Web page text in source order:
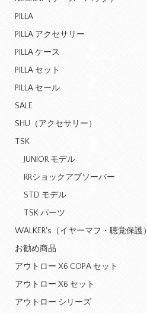
PILLA
PILLA アクセサリー
PILLA ケース
PILLA セット
PILLA セール
SALE
SHU（アクセサリー）
TSK
JUNIOR モデル
RRショックアブソーバー
STD モデル
TSK パーツ
WALKER's（イヤーマフ・聴覚保護）
お勧め商品
アウトロー X6 COPA セット
アウトロー X6 セット
アウトロー シリーズ